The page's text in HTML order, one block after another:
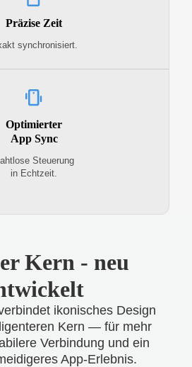
Präzise Zeit
synchronisiert.
Optimierter
App Sync
Steuerung
in Echtzeit.
Kern - neu
ikonisches Design
Kern — für mehr
Verbindung und ein
App-Erlebnis.